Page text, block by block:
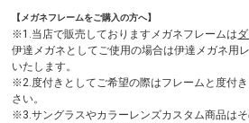
【メガネフレームをご購入の方へ】
※1.当店で販売しておりますメガネフレームは
伊達メガネとしてご使用の場合は伊達メガネ用
いたします。
※2.度付きとしてご希望の際はフレームと度付
さい。
※3.サングラスやカラーレンズカスタム商品はそ